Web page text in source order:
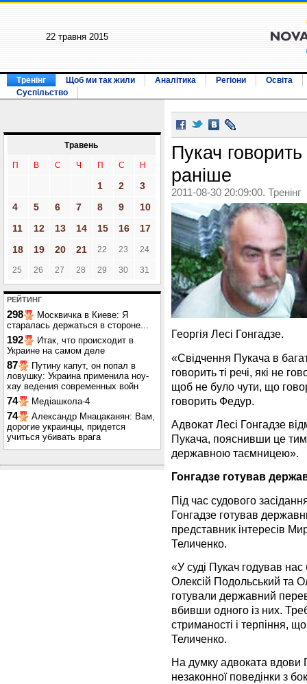
22 травня 2015
Тренінг Щоб ми так жили Аналітика Регіони
Освіта
Суспільство
Травень
П В С Ч П С Н
1 2
3
4
5 6 7 8 9
10
11
12 13 14 15 16
17
18
19 20 21 22 23 24
25 26 27 28 29 30 31
РЕЙТИНГ
298
Москвичка в Киеве: Я
старалась держаться в стороне...
192
Итак, что происходит в
Украине на самом деле
87
Путину капут, он попал в
ловушку: Украина применила ноу-
хау ведения современных войн
74 Медіашкола-4
74
Александр Мнацаканян: Вам,
дорогие украинцы, придется
учиться убивать врага
Пукач
раніше
2011-08-30 20:09:00. Тренінг
Георгія Лесі Гонгадзе.
«Свідчення Пукача в
говорить ті речі, які не
щоб не було чути, що
говорить Федур.
Адвокат Лесі Гонгадзе
Пукача, пояснивши це
державною таємницею».
Гонгадзе готував
Під час судового
Гонгадзе готував
представник інтересів
Теличенко.
«У суді Пукач годував
Олексій Подольський та
готували державний
вбивши одного із них.
стриманості і терпіння,
Теличенко.
На думку адвоката вдови
незаконної поведінки з